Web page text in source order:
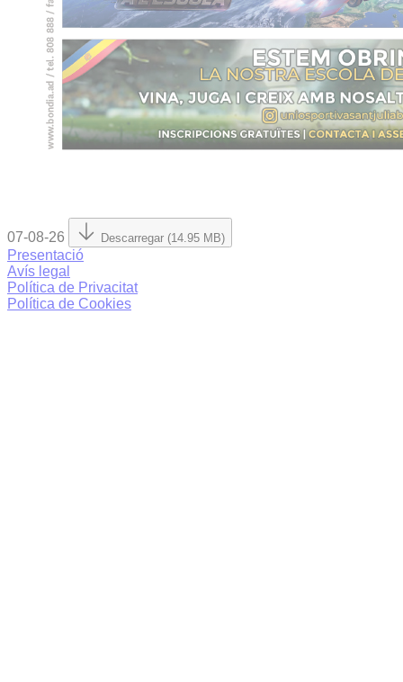
07-08-26 Descarregar (14.95 MB)
Presentació
Avís legal
Política de Privacitat
Política de Cookies